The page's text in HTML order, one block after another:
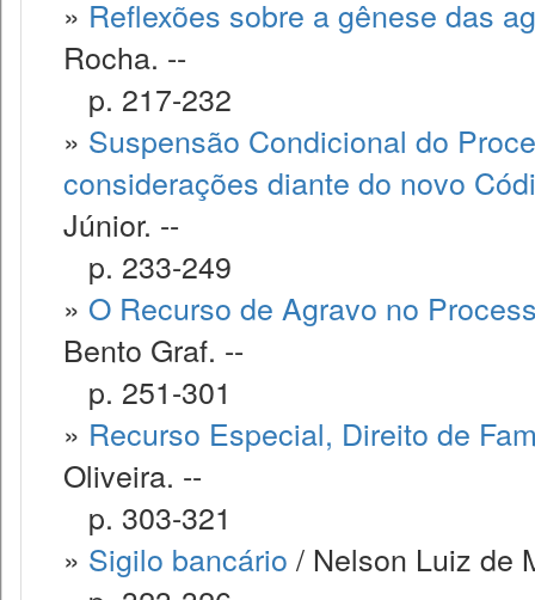
» Reflexões sobre a gênese das
Rocha. --
p. 217-232
» Suspensão Condicional do
considerações diante do novo
Júnior. --
p. 233-249
» O Recurso de Agravo no
Bento Graf. --
p. 251-301
» Recurso Especial, Direito de
Oliveira. --
p. 303-321
» Sigilo bancário / Nelson Luiz de